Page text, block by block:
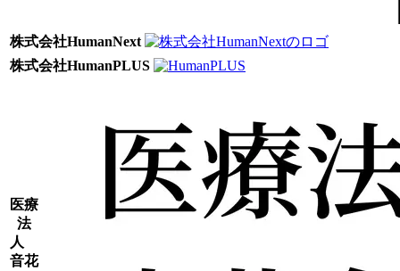
株式会社HumanNext
株式会社HumanPLUS
医療
法
人
音花